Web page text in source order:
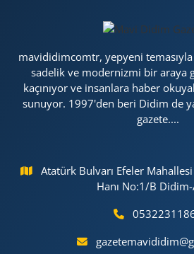
mavididimcomtr, yepyeni
sadelik ve modernizmi bir araya
kaçınıyor ve insanlara haber
sunuyor. 1997'den beri Didim de
gazete....
Atatürk Bulvarı Efeler
Hanı No:1/B Didim-